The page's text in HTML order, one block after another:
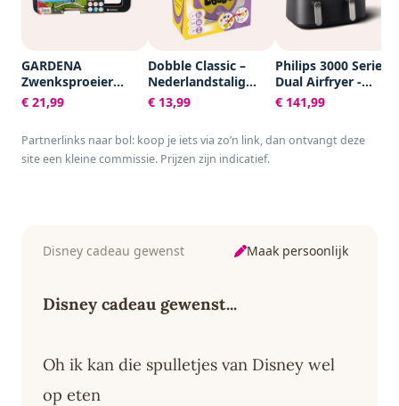
GARDENA
Zwenksproeier
Aqua S -
Tuinsproeier - 90 tot
€ 21,99
Dobble Classic –
Nederlandstalig
Kaartspel voor 2 tot
8 spelers - Leuk
jaar - Het
razendsnelle
€ 13,99
Philips 3000 Series
Dual Airfryer -
NA351/00 - Dubbele
Mand - 9L - Tot 6
Zwart/Zilver
€ 141,99
Partnerlinks naar bol: koop je iets via zo’n link, dan ontvangt deze
site een kleine commissie. Prijzen zijn indicatief.
Disney cadeau gewenst Maak persoonlijk
Disney cadeau gewenst...
Oh ik kan die spulletjes van Disney wel
op eten